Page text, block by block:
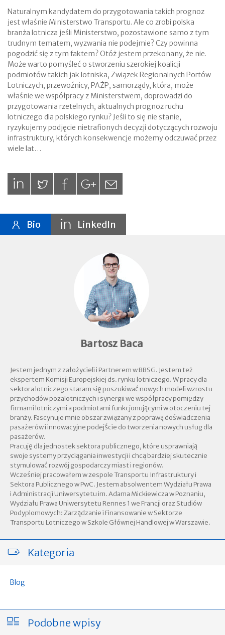
Naturalnym kandydatem do przygotowania takich prognoz
jest właśnie Ministerstwo Transportu. Ale co zrobi polska
branża lotnicza jeśli Ministerstwo, pozostawione samo z tym
trudnym tematem, wyzwania nie podejmie? Czy powinna
pogodzić się z tym faktem? Otóż jestem przekonany, że nie.
Może warto pomyśleć o stworzeniu szerokiej koalicji
podmiotów takich jak lotniska, Związek Regionalnych Portów
Lotniczych, przewoźnicy, PAŻP, samorządy, która, może
właśnie we współpracy z Ministerstwem, doprowadzi do
przygotowania rzetelnych, aktualnych prognoz ruchu
lotniczego dla polskiego rynku? Jeśli to się nie stanie,
ryzykujemy podjęcie nietrafionych decyzji dotyczących rozwoju
infrastruktury, których konsekwencje możemy odczuwać przez
wiele lat…
Bio LinkedIn
Bartosz Baca
Jestem jednym z założycieli i Partnerem w BBSG. Jestem też
ekspertem Komisji Europejskiej ds. rynku lotniczego. W pracy dla
sektora lotniczego staram się poszukiwać nowych modeli wzrostu
przychodów pozalotniczych i synergii we współpracy pomiędzy
firmami lotniczymi a podmiotami funkcjonującymi w otoczeniu tej
branży. Fascynuje mnie obszar związany z poprawą doświadczenia
pasażerów i innowacyjne podejście do tworzenia nowych usług dla
pasażerów.
Pracuję dla jednostek sektora publicznego, które usprawniają
swoje systemy przyciągania inwestycji i chcą bardziej skutecznie
stymulować rozwój gospodarczy miast i regionów.
Wcześniej pracowałem w zespole Transportu Infrastruktury i
Sektora Publicznego w PwC. Jestem absolwentem Wydziału Prawa
i Administracji Uniwersytetu im. Adama Mickiewicza w Poznaniu,
Wydziału Prawa Uniwersytetu Rennes 1 we Francji oraz Studiów
Podyplomowych: Zarządzanie i Finansowanie w Sektorze
Transportu Lotniczego w Szkole Głównej Handlowej w Warszawie.
Kategoria
Blog
Podobne wpisy